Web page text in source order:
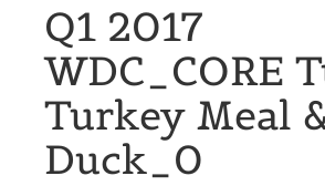
Q1 2017
WDC_CORE
Turkey Meal
Duck_0